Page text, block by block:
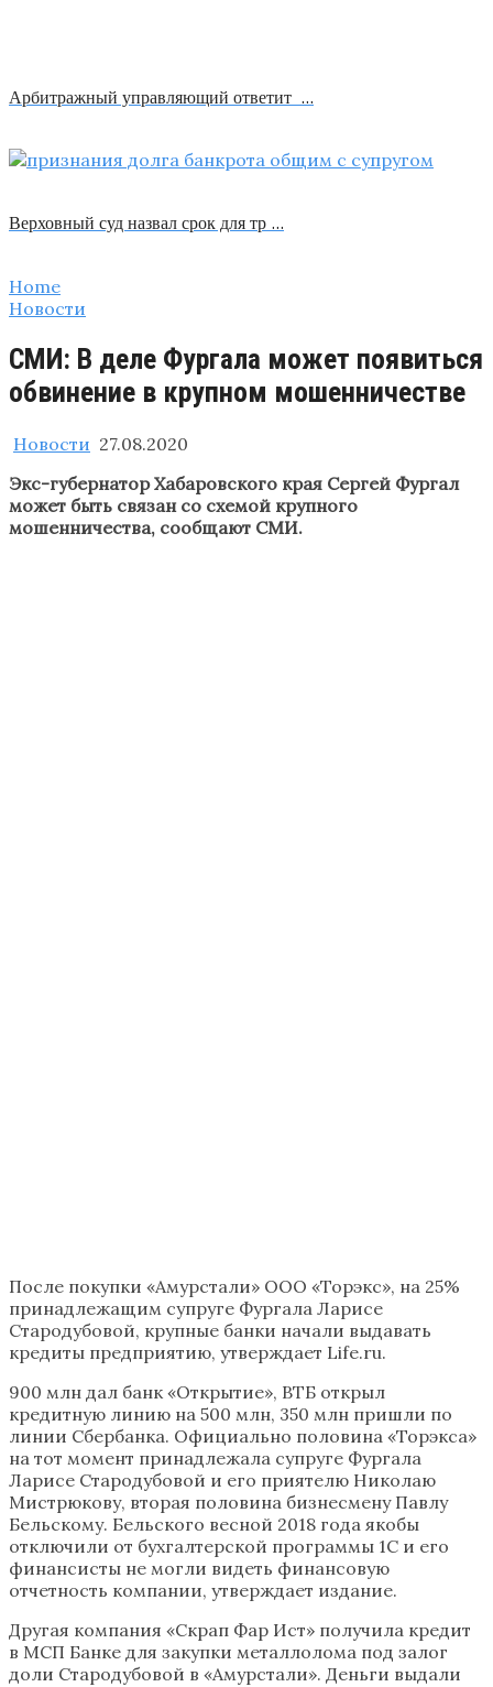
Арбитражный управляющий ответит …
Верховный суд назвал срок для тр …
Home
Новости
СМИ: В деле Фургала может появиться
обвинение в крупном мошенничестве
Новости 27.08.2020
Экс-губернатор Хабаровского края Сергей Фургал
может быть связан со схемой крупного
мошенничества, сообщают СМИ.
После покупки «Амурстали» ООО «Торэкс», на 25%
принадлежащим супруге Фургала Ларисе
Стародубовой, крупные банки начали выдавать
кредиты предприятию, утверждает Life.ru.
900 млн дал банк «Открытие», ВТБ открыл
кредитную линию на 500 млн, 350 млн пришли по
линии Сбербанка. Официально половина «Торэкса»
на тот момент принадлежала супруге Фургала
Ларисе Стародубовой и его приятелю Николаю
Мистрюкову, вторая половина бизнесмену Павлу
Бельскому. Бельского весной 2018 года якобы
отключили от бухгалтерской программы 1С и его
финансисты не могли видеть финансовую
отчетность компании, утверждает издание.
Другая компания «Скрап Фар Ист» получила кредит
в МСП Банке для закупки металлолома под залог
доли Стародубовой в «Амурстали». Деньги выдали